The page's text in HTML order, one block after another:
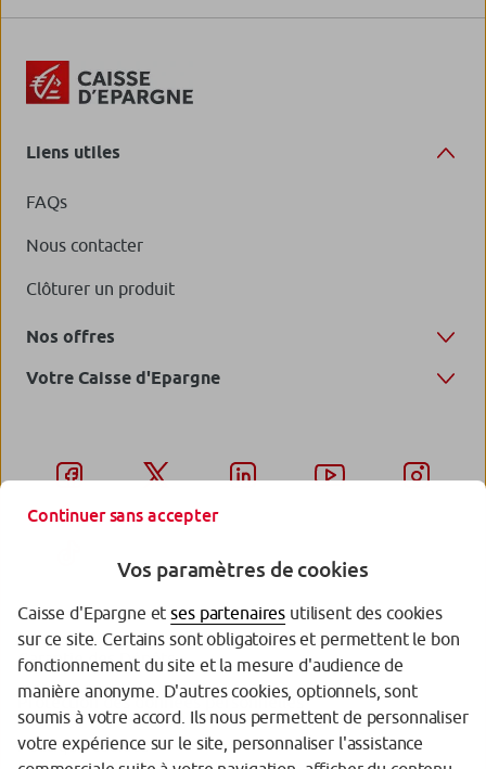
Liens utiles
FAQs
Nous contacter
Clôturer un produit
Nos offres
Votre Caisse d'Epargne
Garantie des Dépôts
Protection des données personnelles
Politique cookies
Continuer sans accepter
Vos paramètres de cookies
Caisse d'Epargne etses partenaires utilisent des cookies
sur ce site. Certains sont obligatoires et permettent le bon
fonctionnement du site et la mesure d'audience de
manière anonyme. D'autres cookies, optionnels, sont
soumis à votre accord. Ils nous permettent de personnaliser
votre expérience sur le site, personnaliser l'assistance